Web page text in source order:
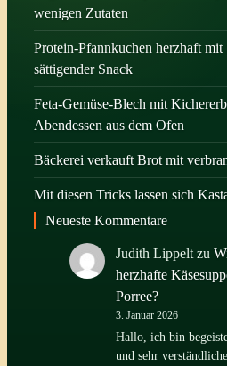
wenigen Zutaten
Protein-Pfannkuchen herzhaft
sättigender Snack
Feta-Gemüse-Blech mit
Abendessen aus dem Ofen
Bäckerei verkauft Brot mit
Mit diesen Tricks lassen sich
Neueste Kommentare
Judith Lippelt zu
herzhafte
Porree?
3. Januar 2026
Hallo, ich bin
und sehr